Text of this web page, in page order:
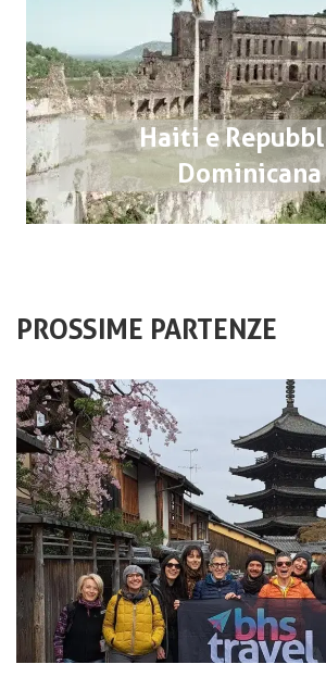
Haiti e
Dominicana
PROSSIME PARTENZE